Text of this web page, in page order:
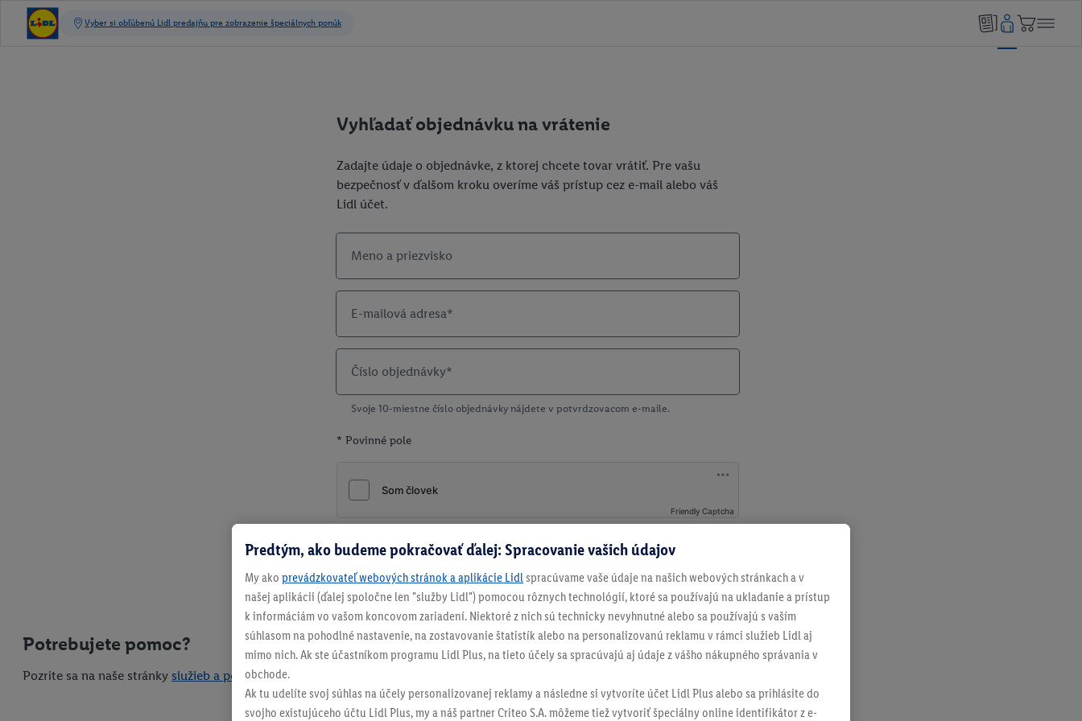
Vyhľadať objednávku na vrátenie
Zadajte údaje o objednávke, z ktorej chcete tovar vrátiť. Pre vašu
bezpečnosť v ďalšom kroku overíme váš prístup cez e-mail alebo váš
Lidl účet.
Meno a priezvisko
E-mailová adresa*
Číslo objednávky*
Svoje 10-miestne číslo objednávky nájdete v potvrdzovacom e-maile.
* Povinné pole
Friendly Captcha
Potvrdiť údaje
Potrebujete pomoc?
Pozrite sa na naše stránky služieb a pomoci.
Predtým, ako budeme pokračovať ďalej: Spracovanie vašich údajov
My ako prevádzkovateľ webových stránok a aplikácie Lidl spracúvame vaše údaje na našich webových stránkach a v
našej aplikácii (ďalej spoločne len "služby Lidl") pomocou rôznych technológií, ktoré sa používajú na ukladanie a prístup
k informáciám vo vašom koncovom zariadení. Niektoré z nich sú technicky nevyhnutné alebo sa používajú s vaším
súhlasom na pohodlné nastavenie, na zostavovanie štatistík alebo na personalizovanú reklamu v rámci služieb Lidl aj
mimo nich. Ak ste účastníkom programu Lidl Plus, na tieto účely sa spracúvajú aj údaje z vášho nákupného správania v
obchode.
Ak tu udelíte svoj súhlas na účely personalizovanej reklamy a následne si vytvoríte účet Lidl Plus alebo sa prihlásite do
svojho existujúceho účtu Lidl Plus, my a náš partner Criteo S.A. môžeme tiež vytvoriť špeciálny online identifikátor z e-